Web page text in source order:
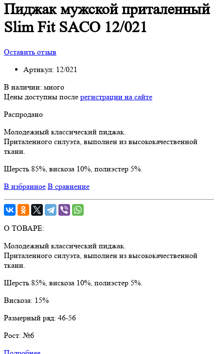
Пиджак мужской приталенный
Slim Fit SACO 12/021
Оставить отзыв
Артикул: 12/021
В наличии: много
Цены доступны после регистрации на сайте
Распродано
Молодежный классический пиджак.
Приталенного силуэта, выполнен из высококачественной
ткани.
Шерсть 85%, вискоза 10%, полиэстер 5%.
В избранное В сравнение
О ТОВАРЕ:
Молодежный классический пиджак.
Приталенного силуэта, выполнен из высококачественной
ткани.
Шерсть 85%, вискоза 10%, полиэстер 5%.
Вискоза: 15%
Размерный ряд: 46-56
Рост: №6